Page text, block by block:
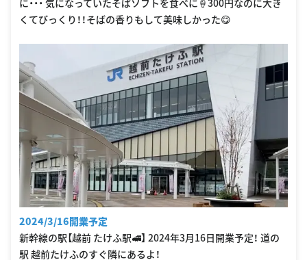
に・・・ 気になっていたそばソフトを食べに🍦300円なのに大き
くてびっくり！！そばの香りもして美味しかった😋
2024/3/16開業予定
新幹線の駅【越前 たけふ駅🚅】 2024年3月16日開業予定！ 道の
駅 越前たけふのすぐ隣にあるよ！